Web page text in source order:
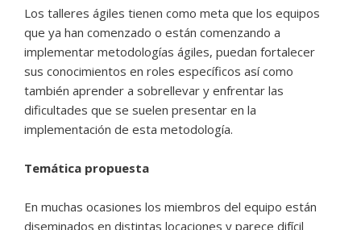
Los talleres ágiles tienen como meta que los equipos
que ya han comenzado o están comenzando a
implementar metodologías ágiles, puedan fortalecer
sus conocimientos en roles específicos así como
también aprender a sobrellevar y enfrentar las
dificultades que se suelen presentar en la
implementación de esta metodología.
Temática propuesta
En muchas ocasiones los miembros del equipo están
diseminados en distintas locaciones y parece difícil